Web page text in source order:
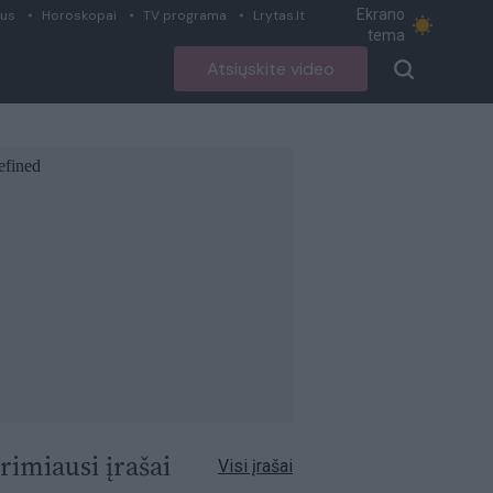
Horoskopai TV programa Lrytas.lt
Ekrano
tema
Atsiųskite video
įrašai Visi įrašai